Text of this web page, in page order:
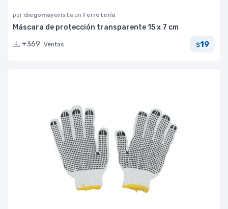
por diegomayorista en Ferretería
Máscara de protección transparente 15 x 7 cm
+369 Ventas $19